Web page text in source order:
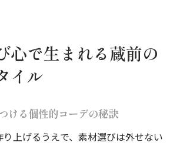
心で生まれる蔵前の
イル
ける個性的コーデの秘訣
上げるうえで、素材選びは外せない